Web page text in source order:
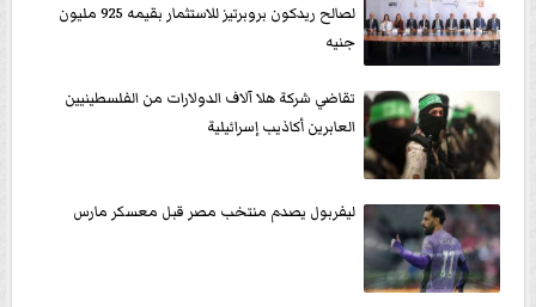
لصالح ريدكون بروبرتيز للاستثمار بقيمه 925 مليون
جنيه
تقاضي شركة هلا آلاف الدولارات من الفلسطينيين
العابرين أكاذيب إسرائيلية
ليفربول يصدم منتخب مصر قبل معسكر مارس